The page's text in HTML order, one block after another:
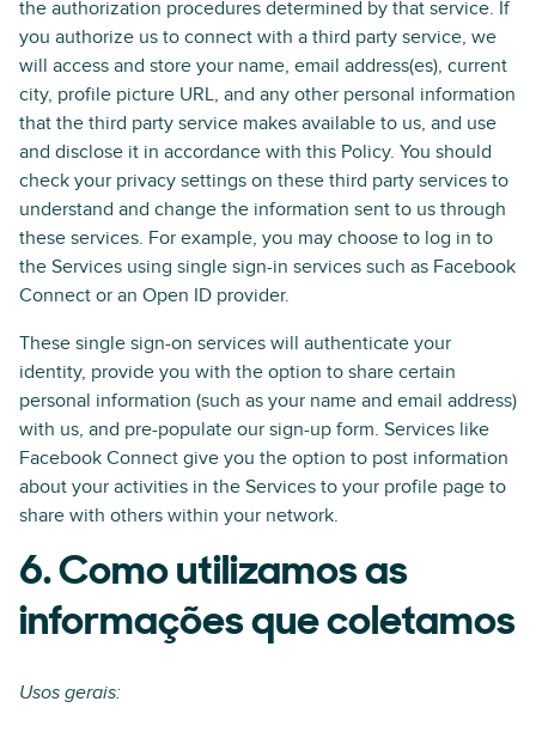
the authorization procedures determined by that service. If
you authorize us to connect with a third party service, we
will access and store your name, email address(es), current
city, profile picture URL, and any other personal information
that the third party service makes available to us, and use
and disclose it in accordance with this Policy. You should
check your privacy settings on these third party services to
understand and change the information sent to us through
these services. For example, you may choose to log in to
the Services using single sign-in services such as Facebook
Connect or an Open ID provider.
These single sign-on services will authenticate your
identity, provide you with the option to share certain
personal information (such as your name and email address)
with us, and pre-populate our sign-up form. Services like
Facebook Connect give you the option to post information
about your activities in the Services to your profile page to
share with others within your network.
6. Como utilizamos as
informações que coletamos
Usos gerais: